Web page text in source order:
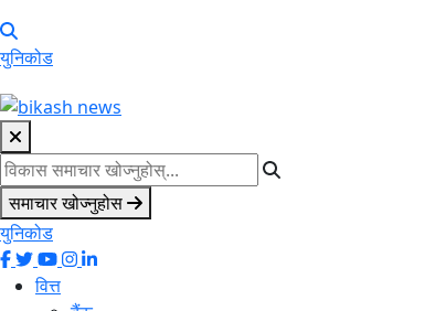
युनिकोड
समाचार खोज्नुहोस
युनिकोड
वित्त